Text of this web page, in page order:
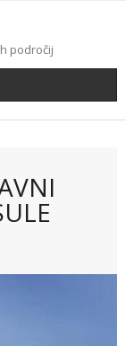
področij